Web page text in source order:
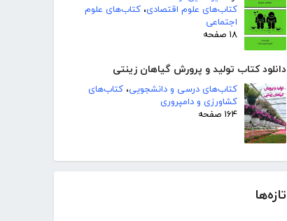
کتاب‌های علوم اقتصادی، کتاب‌های علوم
اجتماعی
۱۸ صفحه
دانلود کتاب تولید و پرورش گیاهان زینتی
کتاب‌های درسی و دانشجویی، کتاب‌های
کشاورزی و دامپروری
۱۶۴ صفحه
تازه‌ها